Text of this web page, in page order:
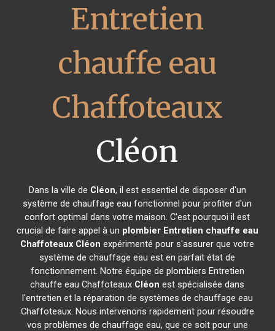
Entretien
chauffe eau
Chaffoteaux
Cléon
Dans la ville de Cléon, il est essentiel de disposer d'un
système de chauffage eau fonctionnel pour profiter d'un
confort optimal dans votre maison. C'est pourquoi il est
crucial de faire appel à un plombier Entretien chauffe eau
Chaffoteaux Cléon expérimenté pour s'assurer que votre
système de chauffage eau est en parfait état de
fonctionnement. Notre équipe de plombiers Entretien
chauffe eau Chaffoteaux Cléon est spécialisée dans
l'entretien et la réparation de systèmes de chauffage eau
Chaffoteaux. Nous intervenons rapidement pour résoudre
vos problèmes de chauffage eau, que ce soit pour une